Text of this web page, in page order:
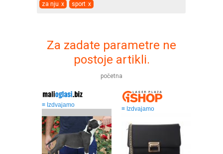
za nju x sport x
Za zadate parametre ne
postoje artikli.
početna